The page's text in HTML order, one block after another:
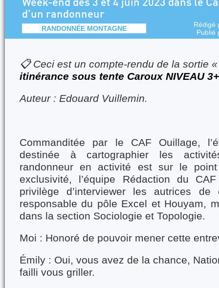
Week-end des 3 et 4 juin 2023 dans le
d’un randonneur
RANDONNÉE MONTAGNE
Rédigé
Publié
📋 Ceci est un compte-rendu de la sortie
itinérance sous tente Caroux NIVEAU
Auteur : Edouard Vuillemin.
Commanditée par le CAF Ouillage,
destinée à cartographier les
randonneur en activité est sur le
exclusivité, l’équipe Rédaction du
privilège d’interviewer les autrices de
responsable du pôle Excel et Houyam,
dans la section Sociologie et Topologie.
Moi : Honoré de pouvoir mener cette
Émily : Oui, vous avez de la chance,
failli vous griller.